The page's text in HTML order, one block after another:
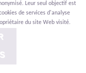
Leur seul objectif est
de services d'analyse
du site Web visité.